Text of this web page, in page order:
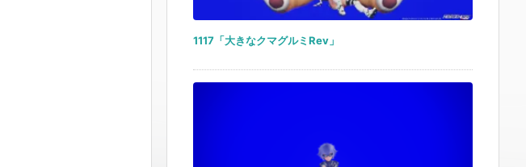
1117「大きなクマグルミRev」